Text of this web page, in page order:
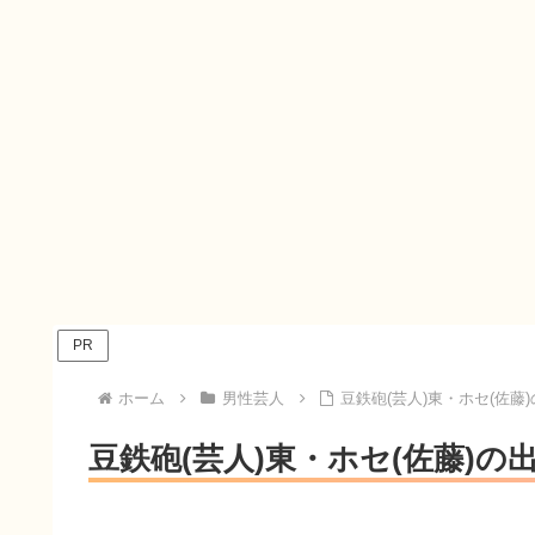
PR
ホーム 男性芸人 豆鉄砲(芸人)東・ホセ(佐藤
豆鉄砲(芸人)東・ホセ(佐藤)の